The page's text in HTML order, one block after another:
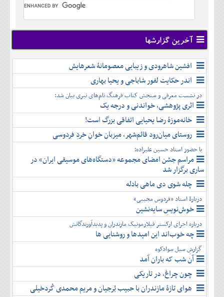
دی
بهمن
اسفند
آبان
آذر
دی
بهمن
اسفند
شهريور
مهر
آبان
آذر
دی
بهمن
اسفند
تير
مرداد
شهريور
مهر
آبان
آذر
دی
بهمن
اسفند
آخرین گزارشها
افشین شاهرودی و زیبایی معصومانۀ شعرهایش
اندر حکایت لفور شاباجی و یحیا بهاری
در نشست معرفی و سنجش کتاب فرهنگ نام‌های تبری بیان شد:
اثری پژوهشی، خواندنی و درجه یک
خانه‌موزۀ رضا یحیایی اتفاقی بزرگ است!
روستای میان‌رود قائم‌شهر، میزبان خوانِ خردِ فردوسی
با حضور استاد حسین علیزاده؛
مراسم جشن امضای مجموعه «دستگاه‌های موسیقی ایران» در
ساری برگزار شد
چله شوی دی ماهی بادله
دربارۀ استاد «فردوس مجیبی»
خوش‌نویسِ سایه‌نشین
درباره اجرای ارکستر فیلارمونیک مازندران و پدیدآورندگانش
چه خوب‌اند این امیدها و روشنایی ها
گزارشِ سیل سوادکوه
آن شب که باران آمد
چون چراغ، در تاریکی
هوای تازۀ مازندران با حبیب بُرجیان و مریم محمدی کُردخیلی